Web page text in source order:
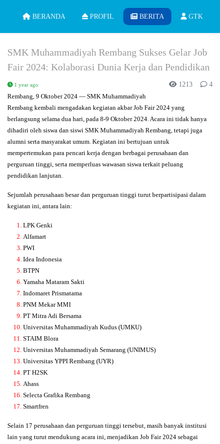
BERANDA PROFIL BERITA GTK
SMK Muhammadiyah Rembang Sukses Gelar Job
Fair 2024: Kolaborasi Dunia Kerja dan Pendidikan
1 year ago 4
1213
Rembang, 9 Oktober 2024 — SMK Muhammadiyah
Rembang kembali mengadakan kegiatan akbarJob Fair 2024 yang
berlangsung selama dua hari, pada 8-9 Oktober 2024. Acara ini tidak hanya
dihadiri oleh siswa dan siswi SMK Muhammadiyah Rembang, tetapi juga
alumni serta masyarakat umum. Kegiatan ini bertujuan untuk
mempertemukan para pencari kerja dengan berbagai perusahaan dan
perguruan tinggi, serta memperluas wawasan siswa terkait peluang
pendidikan lanjutan.
Sejumlah perusahaan besar dan perguruan tinggi turut berpartisipasi dalam
kegiatan ini, antara lain:
LPK Genki
Alfamart
PWI
Idea Indonesia
BTPN
Yamaha Mataram Sakti
Indomaret Prismatama
PNM Mekar MMI
PT Mitra Adi Bersama
Universitas Muhammadiyah Kudus (UMKU)
STAIM Blora
Universitas Muhammadiyah Semarang (UNIMUS)
Universitas YPPI Rembang (UYR)
PT H2SK
Ahass
Selecta Grafika Rembang
Smartfren
Selain 17 perusahaan dan perguruan tinggi tersebut, masih banyak institusi
lain yang turut mendukung acara ini, menjadikan Job Fair 2024 sebagai